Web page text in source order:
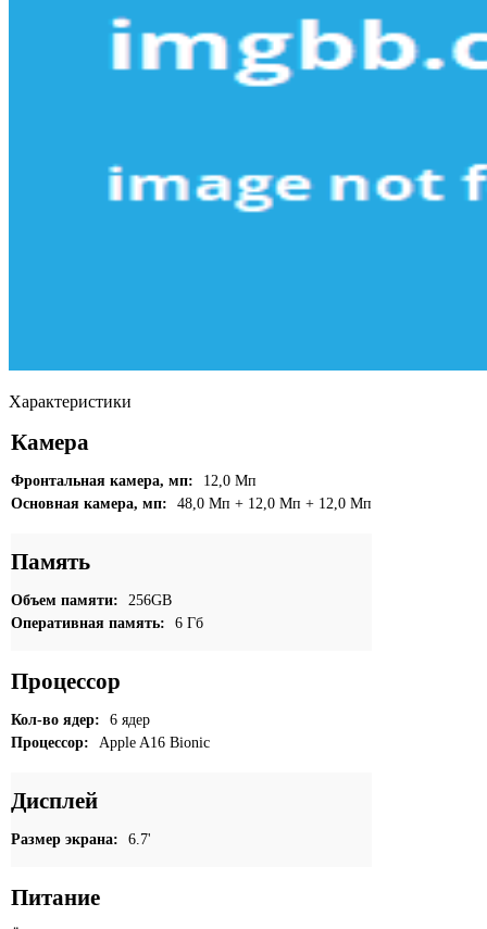
Характеристики
Камера
Фронтальная камера, мп:
12,0 Мп
Основная камера, мп:
48,0 Мп + 12,0 Мп + 12,0 Мп
Память
Объем памяти:
256GB
Оперативная память:
6 Гб
Процессор
Кол-во ядер:
6 ядер
Процессор:
Apple A16 Bionic
Дисплей
Размер экрана: 6.7'
Питание